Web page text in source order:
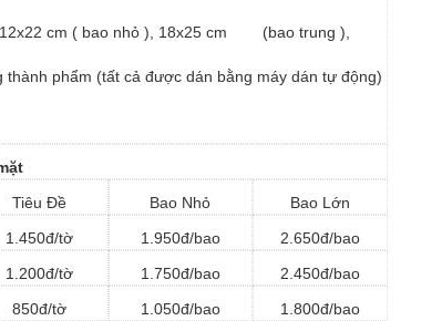
12x22 cm ( bao nhỏ ), 18x25 cm (bao trung ),
phẩm (tất cả được dán bằng máy dán tự động)
Tiêu Đề Bao Nhỏ Bao Lớn
1.450đ/tờ 1.950đ/bao
2.650đ/bao
1.200đ/tờ 1.750đ/bao
2.450đ/bao
850đ/tờ 1.050đ/bao
1.800đ/bao